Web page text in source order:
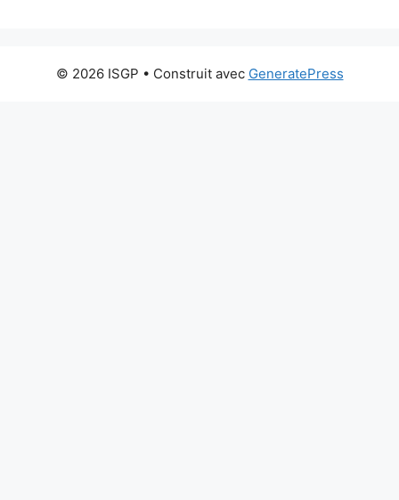
© 2026 ISGP • Construit avec GeneratePress